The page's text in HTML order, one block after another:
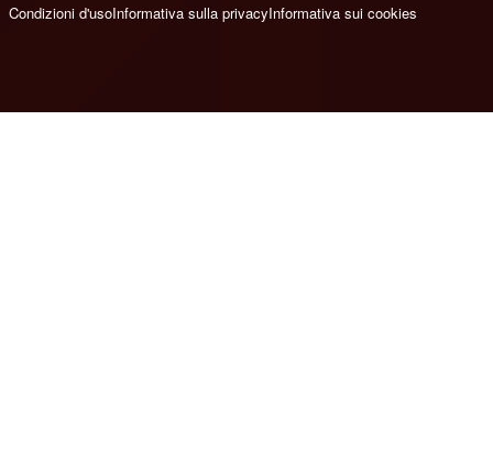
Condizioni d'usoInformativa sulla privacyInformativa sui cookies